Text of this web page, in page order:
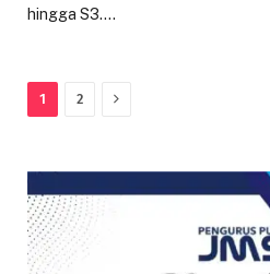
hingga S3.…
1 2 Next